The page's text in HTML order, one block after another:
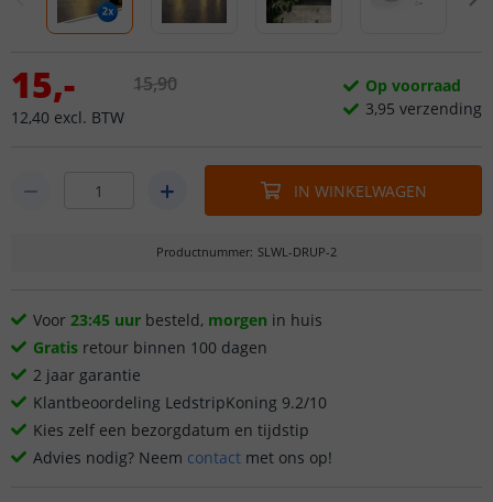
15,-
12,40 excl. BTW
15,90
Op voorraad
3,95 verzending
IN WINKELWAGEN
Productnummer: SLWL-DRUP-2
Voor 23:45 uur besteld, morgen in huis
Gratis retour binnen 100 dagen
2 jaar garantie
Klantbeoordeling LedstripKoning 9.2/10
Kies zelf een bezorgdatum en tijdstip
Advies nodig? Neem contact met ons op!